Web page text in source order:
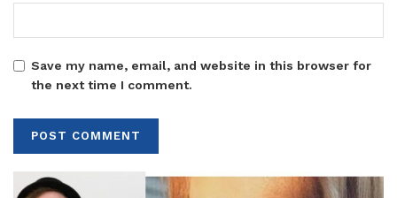
Save my name, email, and website in this browser for
the next time I comment.